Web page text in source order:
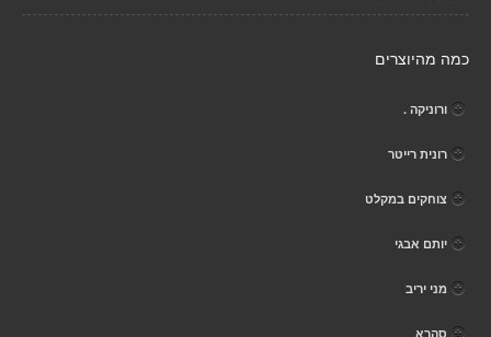
כמה מהיוצרים
ורוניקה .
רונית רייטר
צוחקים במקלט
יותם אבגי
מני יריב
סהרא